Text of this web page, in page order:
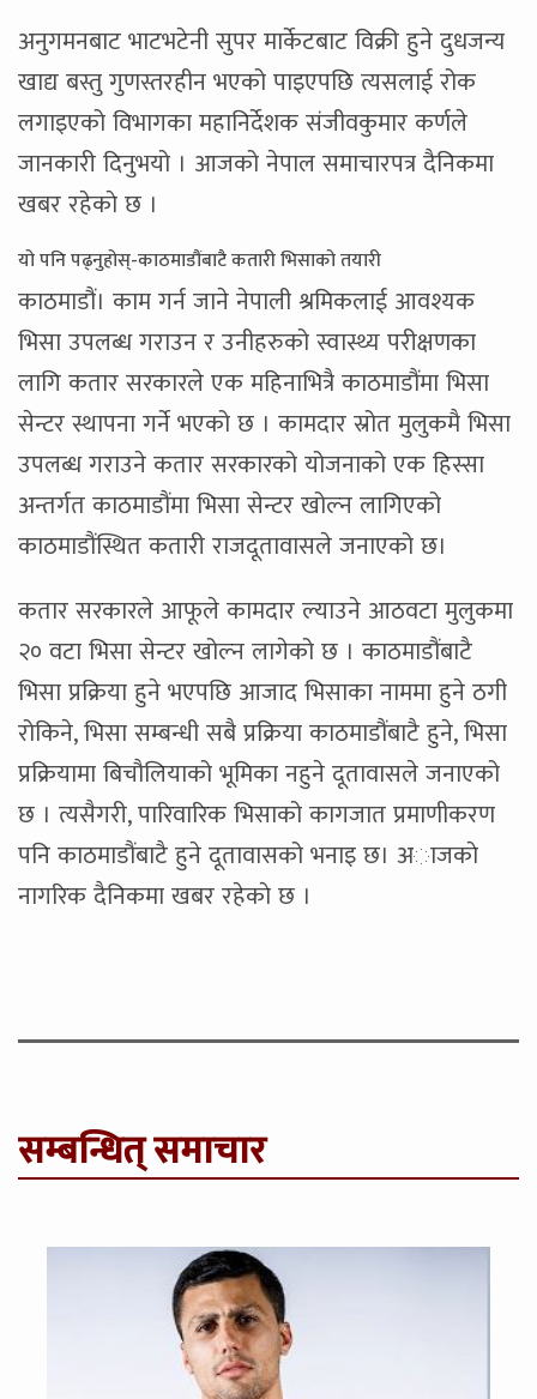
अनुगमनबाट भाटभटेनी सुपर मार्केटबाट विक्री हुने दुधजन्य
खाद्य बस्तु गुणस्तरहीन भएको पाइएपछि त्यसलाई रोक
लगाइएको विभागका महानिर्देशक संजीवकुमार कर्णले
जानकारी दिनुभयो । आजको नेपाल समाचारपत्र दैनिकमा
खबर रहेकाे छ ।
यो पनि पढ्नुहोस्-काठमाडौंबाटै कतारी भिसाको तयारी
काठमाडौं। काम गर्न जाने नेपाली श्रमिकलाई आवश्यक
भिसा उपलब्ध गराउन र उनीहरुको स्वास्थ्य परीक्षणका
लागि कतार सरकारले एक महिनाभित्रै काठमाडौंमा भिसा
सेन्टर स्थापना गर्ने भएको छ । कामदार स्रोत मुलुकमै भिसा
उपलब्ध गराउने कतार सरकारको योजनाको एक हिस्सा
अन्तर्गत काठमाडौंमा भिसा सेन्टर खोल्न लागिएको
काठमाडौंस्थित कतारी राजदूतावासले जनाएको छ।
कतार सरकारले आफूले कामदार ल्याउने आठवटा मुलुकमा
२० वटा भिसा सेन्टर खोल्न लागेको छ । काठमाडौंबाटै
भिसा प्रक्रिया हुने भएपछि आजाद भिसाका नाममा हुने ठगी
रोकिने, भिसा सम्बन्धी सबै प्रक्रिया काठमाडौंबाटै हुने, भिसा
प्रक्रियामा बिचौलियाको भूमिका नहुने दूतावासले जनाएको
छ । त्यसैगरी, पारिवारिक भिसाको कागजात प्रमाणीकरण
पनि काठमाडौंबाटै हुने दूतावासको भनाइ छ। अाजकाे
नागरिक दैनिकमा खबर रहेकाे छ ।
सम्बन्धित् समाचार